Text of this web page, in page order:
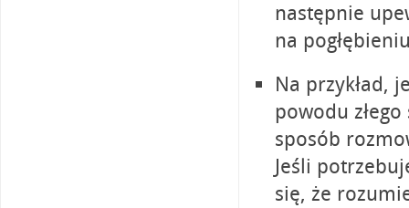
następnie
na
Na przykład,
powodu
sposób
Jeśli
się, że